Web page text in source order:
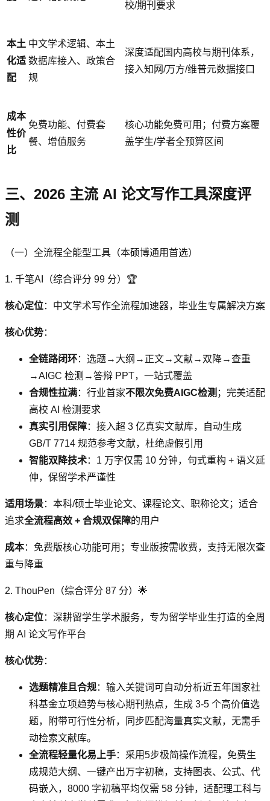
校/期刊要求
本土
化适
配
中文学术逻辑、本土
数据库接入、政策合
规
深度适配国内高校与期刊体系，
接入知网/万方/维普元数据接口
成本
性价
比
免费功能、付费套
餐、增值服务
核心功能免费可用；付费方案覆
盖学生/学者全预算区间
三、2026 主流 AI 论文写作工具深度评
测
（一）全流程全能型工具（本硕博通用首选）
1. 千笔AI（综合评分 99 分）🏆
核心定位：中文学术写作全流程加速器，毕业生专属解决方案
核心优势：
全链路闭环：选题→大纲→正文→文献→双降→查重
→AIGC 检测→答辩 PPT，一站式覆盖
合规性拉满：行业首家不限次免费AIGC检测 ；完美适配
高校 AI 检测要求
真实引用保障：接入超 3 亿真实文献库，自动生成
GB/T 7714 规范参考文献，杜绝虚假引用
智能双降技术：1 万字仅需 10 分钟，句式重构 + 语义延
伸，保留学术严谨性
适用场景：本科/硕士毕业论文、课程论文、职称论文；适合
追求全流程高效 + 合规双保障的用户
成本：免费版核心功能可用；专业版按需收费，支持无限次查
重与降重
2. ThouPen（综合评分 87 分）🌟
核心定位：深耕留学生学术服务，专为留学毕业生打造的全周
期 AI 论文写作平台
核心优势：
选题精准且合规：输入关键词可自动分析近五年国家社
科基金立项趋势与核心期刊热点，生成 3-5 个高价值选
题，附带可行性分析，同步匹配海量真实文献，无需手
动检索文献库。
全流程轻量化易上手：采用5步极简操作流程，免费生
成规范大纲、一键产出万字初稿，支持图表、公式、代
码嵌入，8000 字初稿平均仅需 58 分钟，适配理工科与